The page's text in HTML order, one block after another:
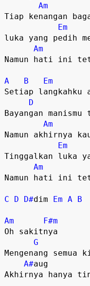
Am
Tiap kenangan
Em
luka yang pedih
Am
Namun hati ini
A B Em
Setiap langkahku
D
Bayangan
Am
Namun akhirnya
Em
Tinggalkan luka
Am
Namun hati ini
C D D#dim Em A B
Am
F#m
Oh sakitnya
G
Mengenang
A#
Akhirnya hanya